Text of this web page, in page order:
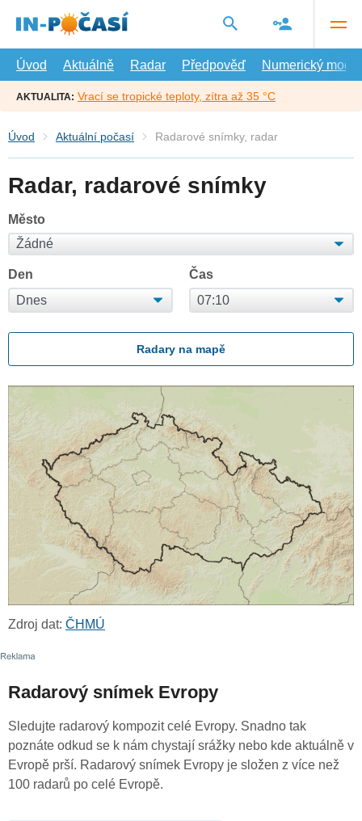
hlavní
Úvod
Aktuálně Radar Předpověď Numerický model
AKTUALITA: Vrací se tropické teploty, zítra až 35 °C
Úvod Aktuální počasí Radarové snímky, radar
Radar, radarové snímky
Město
Den Čas
Radary na mapě
Zdroj dat: ČHMÚ
Radarový snímek Evropy
Sledujte radarový kompozit celé Evropy. Snadno tak
poznáte odkud se k nám chystají srážky nebo kde aktuálně v
Evropě prší. Radarový snímek Evropy je složen z více než
100 radarů po celé Evropě.